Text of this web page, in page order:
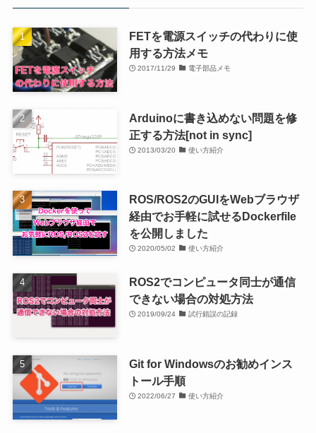
FETを電源スイッチの代わりに使
用する方法メモ
2017/11/29 電子部品メモ
Arduinoに書き込めない問題を修
正する方法[not in sync]
2013/03/20 使い方紹介
ROS/ROS2のGUIをWebブラウザ
経由でお手軽に試せるDockerfile
を公開しました
2020/05/02 使い方紹介
ROS2でコンピュータ同士が通信
できない場合の対処方法
2019/09/24 試行錯誤の記録
Git for Windowsのお勧めインス
トール手順
2022/06/27 使い方紹介